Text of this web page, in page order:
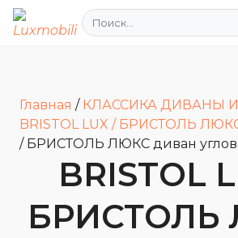
Поиск
Главная / КЛАССИКА ДИВАНЫ
BRISTOL LUX / БРИСТОЛЬ
/ БРИСТОЛЬ ЛЮКС диван
BRISTOL
БРИСТОЛЬ